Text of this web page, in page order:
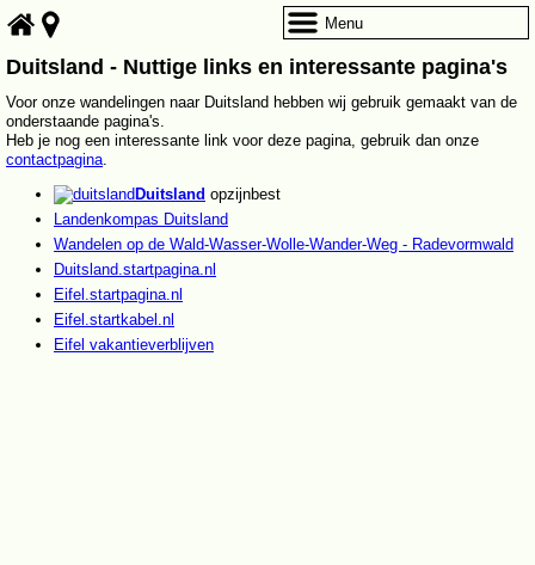
Duitsland - Nuttige links en interessante pagina's
Voor onze wandelingen naar Duitsland hebben wij gebruik gemaakt van de
onderstaande pagina's.
Heb je nog een interessante link voor deze pagina, gebruik dan onze
contactpagina.
Duitsland opzijnbest
Landenkompas Duitsland
Wandelen op de Wald-Wasser-Wolle-Wander-Weg - Radevormwald
Duitsland.startpagina.nl
Eifel.startpagina.nl
Eifel.startkabel.nl
Eifel vakantieverblijven
Menu